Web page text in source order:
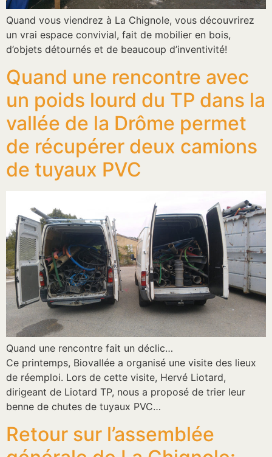
Quand vous viendrez à La Chignole, vous découvrirez
un vrai espace convivial, fait de mobilier en bois,
d’objets détournés et de beaucoup d’inventivité!
Quand une rencontre avec
un poids lourd du TP dans la
vallée de la Drôme permet
de récupérer deux camions
de tuyaux PVC
Quand une rencontre fait un déclic…
Ce printemps, Biovallée a organisé une visite des lieux
de réemploi. Lors de cette visite, Hervé Liotard,
dirigeant de Liotard TP, nous a proposé de trier leur
benne de chutes de tuyaux PVC…
Retour sur l’assemblée